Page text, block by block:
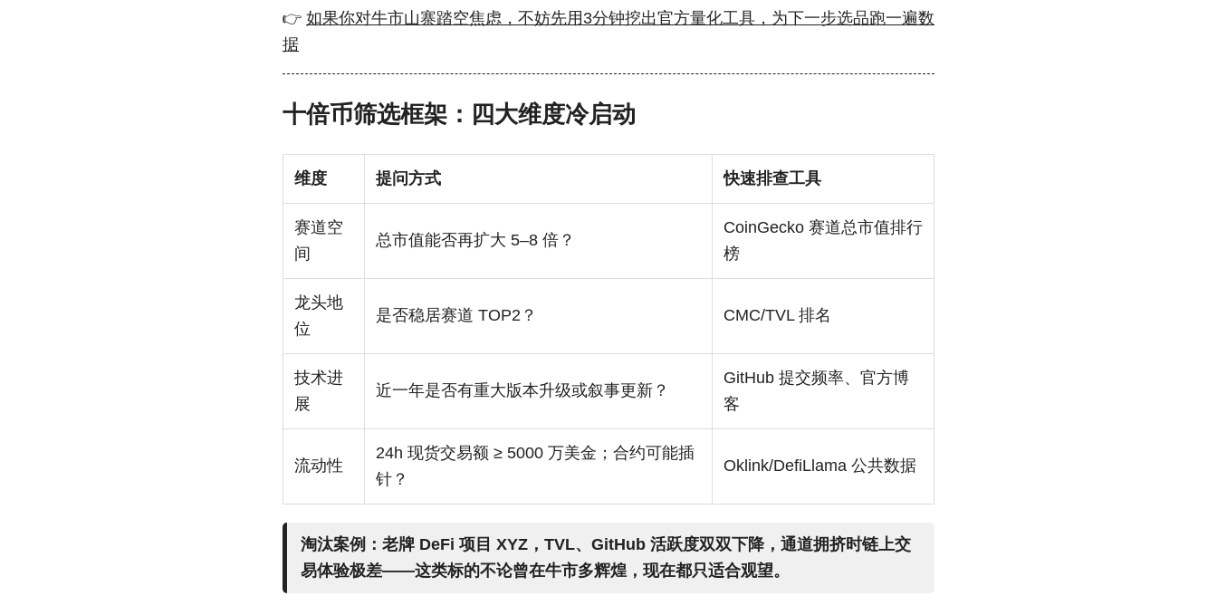
👉 如果你对牛市山寨踏空焦虑，不妨先用3分钟挖出官方量化工具，为下一步选品跑一遍数
据
十倍币筛选框架：四大维度冷启动
维度 提问方式 快速排查工具
赛道空
间
总市值能否再扩大 5–8 倍？
CoinGecko 赛道总市值排行
榜
龙头地
位
是否稳居赛道 TOP2？ CMC/TVL 排名
技术进
展
近一年是否有重大版本升级或叙事更新？
GitHub 提交频率、官方博
客
流动性
24h 现货交易额 ≥ 5000 万美金；合约可能插
针？
Oklink/DefiLlama 公共数据
淘汰案例：老牌 DeFi 项目 XYZ，TVL、GitHub 活跃度双双下降，通道拥挤时链上交
易体验极差——这类标的不论曾在牛市多辉煌，现在都只适合观望。